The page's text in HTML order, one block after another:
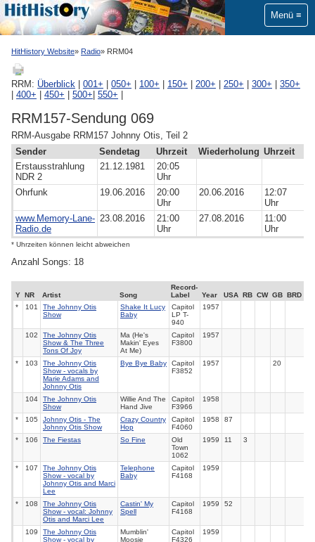
Menü
HitHistory Website Radio RRM04
RRM: Überblick 001+ 050+ 100+ 150+ 200+ 250+ 300+
350+
400+ 450+ 500+ 550+
RRM157-Sendung 069
RRM-Ausgabe RRM157 Johnny Otis, Teil 2
Sender
Sendetag Uhrzeit Wiederholung Uhrzeit
Erstausstrahlung
NDR 2
21.12.1981
20:05
Uhr
Ohrfunk
19.06.2016
20:00
Uhr
20.06.2016
12:07
Uhr
www.Memory-Lane-
Radio.de
23.08.2016
21:00
Uhr
27.08.2016
11:00
Uhr
* Uhrzeiten können leicht abweichen
Anzahl Songs: 18
Y NR Artist Song
Record-
Label
Year USA RB CW GB BRD
*
101
The Johnny Otis
Show
Shake It Lucy
Baby
Capitol
LP T-
940
1957
102
The Johnny Otis
Show & The Three
Tons Of Joy
Ma (He's
Makin' Eyes
At Me)
Capitol
F3800
1957
* 103
The Johnny Otis
Show - vocals by
Marie Adams and
Johnny Otis
Bye Bye Baby
Capitol
F3852
1957 20
104
The Johnny Otis
Show
Willie And The
Hand Jive
Capitol
F3966
1958
* 105
Johnny Otis - The
Johnny Otis Show
Crazy Country
Hop
Capitol
F4060
1958 87
* 106 The Fiestas So Fine
Old
Town
1062
1959 11 3
* 107
The Johnny Otis
Show - vocal by
Johnny Otis and Marci
Lee
Telephone
Baby
Capitol
F4168
1959
* 108
The Johnny Otis
Show - vocal: Johnny
Otis and Marci Lee
Castin' My
Spell
Capitol
F4168
1959 52
109
The Johnny Otis
Show - vocal by
Mumblin'
Moosie
Capitol
F4326
1959